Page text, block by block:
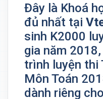
Đây là Khoá
đủ nhất tại
sinh K2000
gia năm
trình luyện thi
Môn Toán
dành riêng